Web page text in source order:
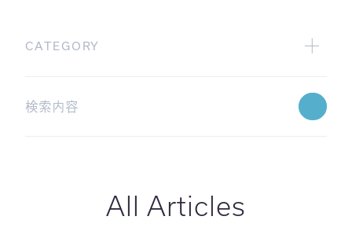
CATEGORY
Webinar情報
学術グループからの配信
All Articles